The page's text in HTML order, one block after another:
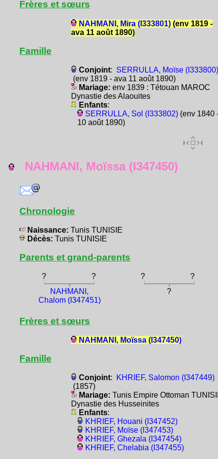
Frères et sœurs
NAHMANI, Mira (I333801)(env 1819 -
ava 11 août 1890)
Famille
Conjoint: SERRULLA, Moïse (I333800)
(env 1819 - ava 11 août 1890)
Mariage: env 1839 : Tétouan MAROC
Dynastie des Alaouites
Enfants:
SERRULLA, Sol (I333802)(env 1840
10 août 1890)
NAHMANI, Moïssa (I347450)
Chronologie
Naissance: Tunis TUNISIE
Décès: Tunis TUNISIE
Parents et grand-parents
? ? ?
?
NAHMANI,
Chalom (I347451)
?
Frères et sœurs
NAHMANI, Moïssa (I347450)
Famille
Conjoint:
KHRIEF, Salomon (I347449)
(1857)
Mariage: Tunis Empire Ottoman
Dynastie des Husseinites
Enfants:
KHRIEF, Houani (I347452)
KHRIEF, Moïse (I347453)
KHRIEF, Ghezala (I347454)
KHRIEF, Chelabia (I347455)